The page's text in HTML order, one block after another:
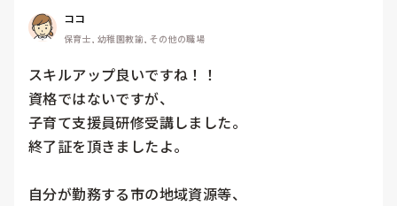
ココ
保育士, 幼稚園教諭, その他の職場
スキルアップ良いですね！！
資格ではないですが、
子育て支援員研修受講しました。
終了証を頂きましたよ。
自分が勤務する市の地域資源等、